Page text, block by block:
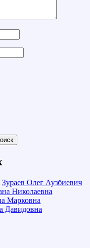
Зураев Олег Аузбиевич
Николаевна
Марковна
Давидовна